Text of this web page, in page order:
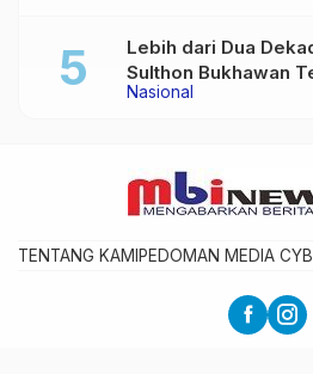
Nasional
Lebih dari Dua
Sulthon Bukhawan
Adalah Harga Mati
TENTANG KAMI PEDOMAN MEDIA